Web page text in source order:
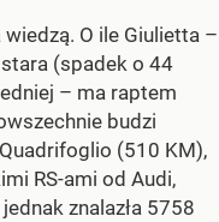
O ile Giulietta –
(spadek o 44
– ma raptem
budzi
(510 KM),
RS-ami od Audi,
znalazła 5758